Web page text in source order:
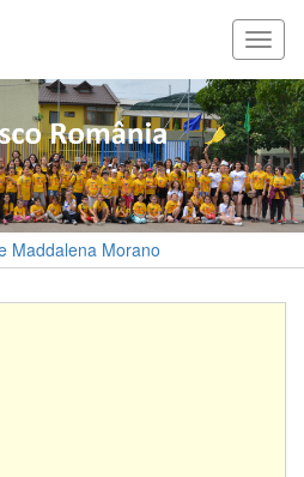
Maddalena Morano